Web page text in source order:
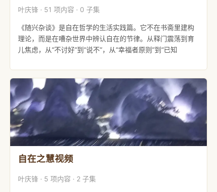
叶庆锋 · 51 项内容 · 0 子集
《随兴杂谈》是自在哲学的生活实践篇。它不在书斋里建构
理论，而是在嘈杂世界中辨认自在的节律。从释门震荡到育
儿焦虑，从“不讨好”到“说不”，从“幸福者原则”到“已知
自在之慧视频
叶庆锋 · 5 项内容 · 2 子集